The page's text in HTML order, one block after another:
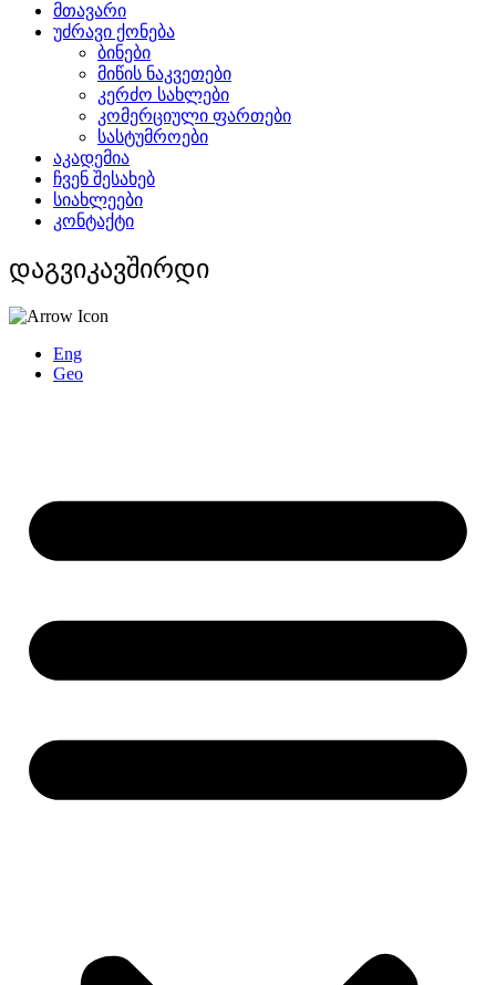
მთავარი
უძრავი ქონება
ბინები
მიწის ნაკვეთები
კერძო სახლები
კომერციული ფართები
სასტუმროები
აკადემია
ჩვენ შესახებ
სიახლეები
კონტაქტი
დაგვიკავშირდი
Eng
Geo